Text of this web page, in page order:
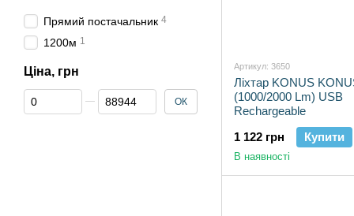
Артикул: 3650
Ліхтар KONUS
(1000/2000 Lm) USB
Rechargeable
1 122 грн
Купити
В наявності
Прямий постачальник 4
1200м 1
Ціна, грн
Від Ціна, грн
До Ціна, грн ОК